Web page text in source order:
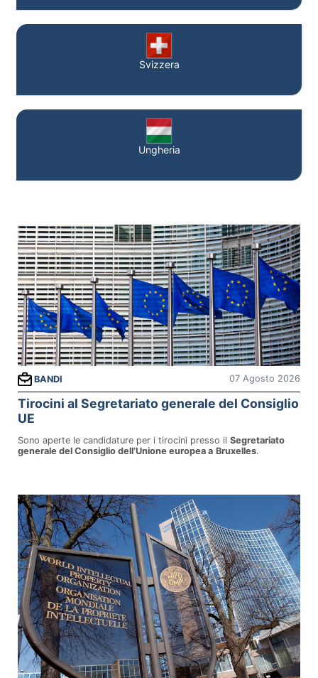
Svizzera
Ungheria
BANDI 07 Agosto 2026
Tirocini al Segretariato generale del Consiglio
UE
Sono aperte le candidature per i tirocini presso il Segretariato
generale del Consiglio dell’Unione europea a Bruxelles.